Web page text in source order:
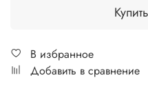
В избранное
Добавить в сравнение